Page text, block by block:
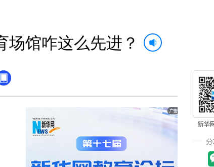
馆咋这么先进？